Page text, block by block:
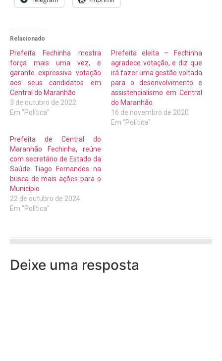
Relacionado
Prefeita Fechinha mostra
força mais uma vez, e
garante expressiva votação
aos seus candidatos em
Central do Maranhão
3 de outubro de 2022
Em "Política"
Prefeita eleita – Fechinha
agradece votação, e diz que
irá fazer uma gestão voltada
para o desenvolvimento e
assistencialismo em Central
do Maranhão
16 de novembro de 2020
Em "Política"
Prefeita de Central do
Maranhão Fechinha, reúne
com secretário de Estado da
Saúde Tiago Fernandes na
busca de mais ações para o
Município
22 de outubro de 2024
Em "Política"
Deixe uma resposta